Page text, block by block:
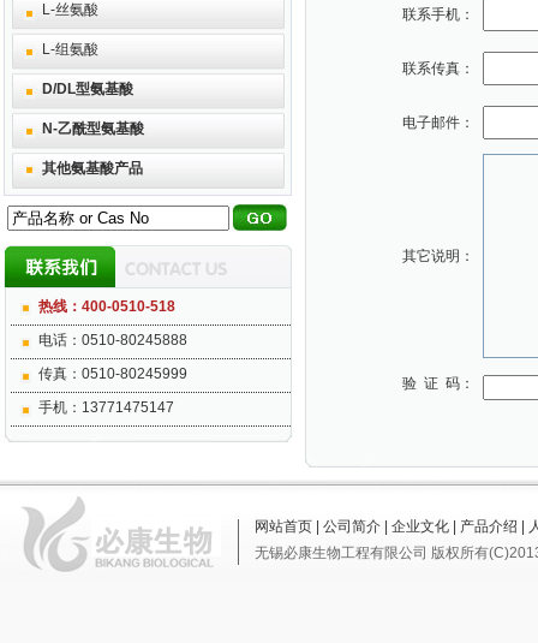
L-丝氨酸
L-组氨酸
D/DL型氨基酸
N-乙酰型氨基酸
其他氨基酸产品
热线：400-0510-518
电话：0510-80245888
传真：0510-80245999
手机：13771475147
联系手机：
联系传真：
电子邮件：
其它说明：
验 证 码：
网站首页| 公司简介| 企业文化| 产品介绍
无锡必康生物工程有限公司 版权所有